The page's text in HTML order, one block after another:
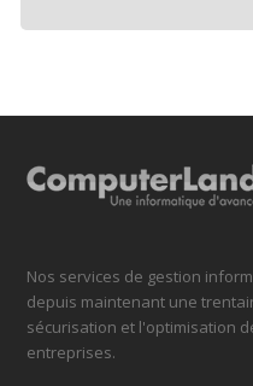
Nos services de gestion
depuis maintenant une
sécurisation et l'optimisation
entreprises.